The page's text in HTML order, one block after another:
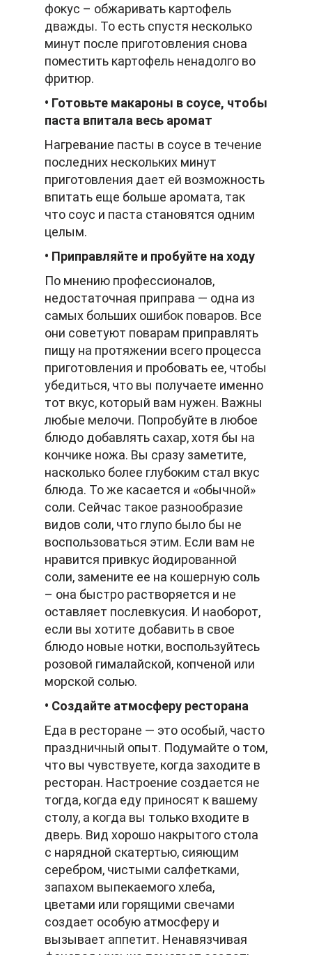
фокус – обжаривать картофель
дважды. То есть спустя несколько
минут после приготовления снова
поместить картофель ненадолго во
фритюр.
• Готовьте макароны в соусе, чтобы
паста впитала весь аромат
Нагревание пасты в соусе в течение
последних нескольких минут
приготовления дает ей возможность
впитать еще больше аромата, так
что соус и паста становятся одним
целым.
• Приправляйте и пробуйте на ходу
По мнению профессионалов,
недостаточная приправа — одна из
самых больших ошибок поваров. Все
они советуют поварам приправлять
пищу на протяжении всего процесса
приготовления и пробовать ее, чтобы
убедиться, что вы получаете именно
тот вкус, который вам нужен. Важны
любые мелочи. Попробуйте в любое
блюдо добавлять сахар, хотя бы на
кончике ножа. Вы сразу заметите,
насколько более глубоким стал вкус
блюда. То же касается и «обычной»
соли. Сейчас такое разнообразие
видов соли, что глупо было бы не
воспользоваться этим. Если вам не
нравится привкус йодированной
соли, замените ее на кошерную соль
– она быстро растворяется и не
оставляет послевкусия. И наоборот,
если вы хотите добавить в свое
блюдо новые нотки, воспользуйтесь
розовой гималайской, копченой или
морской солью.
• Создайте атмосферу ресторана
Еда в ресторане — это особый, часто
праздничный опыт. Подумайте о том,
что вы чувствуете, когда заходите в
ресторан. Настроение создается не
тогда, когда еду приносят к вашему
столу, а когда вы только входите в
дверь. Вид хорошо накрытого стола
с нарядной скатертью, сияющим
серебром, чистыми салфетками,
запахом выпекаемого хлеба,
цветами или горящими свечами
создает особую атмосферу и
вызывает аппетит. Ненавязчивая